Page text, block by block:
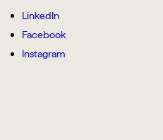
LinkedIn
Facebook
Instagram